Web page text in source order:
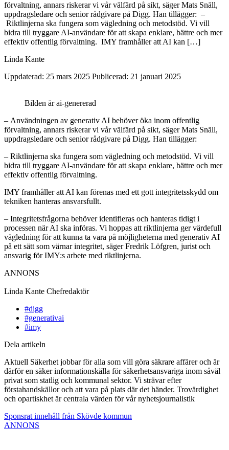
förvaltning, annars riskerar vi vår välfärd på sikt, säger Mats Snäll,
uppdragsledare och senior rådgivare på Digg. Han tillägger: –
Riktlinjerna ska fungera som vägledning och metodstöd. Vi vill
bidra till tryggare AI-användare för att skapa enklare, bättre och mer
effektiv offentlig förvaltning. IMY framhåller att AI kan […]
Linda Kante
Uppdaterad: 25 mars 2025 Publicerad: 21 januari 2025
Bilden är ai-genererad
– Användningen av generativ AI behöver öka inom offentlig
förvaltning, annars riskerar vi vår välfärd på sikt, säger Mats Snäll,
uppdragsledare och senior rådgivare på Digg. Han tillägger:
– Riktlinjerna ska fungera som vägledning och metodstöd. Vi vill
bidra till tryggare AI-användare för att skapa enklare, bättre och mer
effektiv offentlig förvaltning.
IMY framhåller att AI kan förenas med ett gott integritetsskydd om
tekniken hanteras ansvarsfullt.
– Integritetsfrågorna behöver identifieras och hanteras tidigt i
processen när AI ska införas. Vi hoppas att riktlinjerna ger värdefull
vägledning för att kunna ta vara på möjligheterna med generativ AI
på ett sätt som värnar integritet, säger Fredrik Löfgren, jurist och
ansvarig för IMY:s arbete med riktlinjerna.
ANNONS
Linda Kante Chefredaktör
#digg
#generativai
#imy
Dela artikeln
Aktuell Säkerhet jobbar för alla som vill göra säkrare affärer och är
därför en säker informationskälla för säkerhetsansvariga inom såväl
privat som statlig och kommunal sektor. Vi strävar efter
förstahandskällor och att vara på plats där det händer. Trovärdighet
och opartiskhet är centrala värden för vår nyhetsjournalistik
Sponsrat innehåll från Skövde kommun
ANNONS